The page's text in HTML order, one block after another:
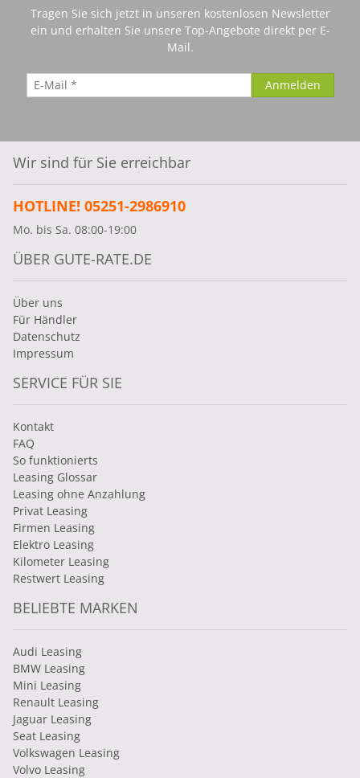
Tragen Sie sich jetzt in unseren kostenlosen Newsletter
ein und erhalten Sie unsere Top-Angebote direkt per E-
Mail.
Wir sind für Sie erreichbar
HOTLINE! 05251-2986910
Mo. bis Sa. 08:00-19:00
ÜBER GUTE-RATE.DE
Über uns
Für Händler
Datenschutz
Impressum
SERVICE FÜR SIE
Kontakt
FAQ
So funktionierts
Leasing Glossar
Leasing ohne Anzahlung
Privat Leasing
Firmen Leasing
Elektro Leasing
Kilometer Leasing
Restwert Leasing
BELIEBTE MARKEN
Audi Leasing
BMW Leasing
Mini Leasing
Renault Leasing
Jaguar Leasing
Seat Leasing
Volkswagen Leasing
Volvo Leasing